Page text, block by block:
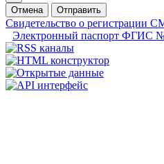
Отмена
Отправить
Свидетельство о
Электронный паспорт ФГИС